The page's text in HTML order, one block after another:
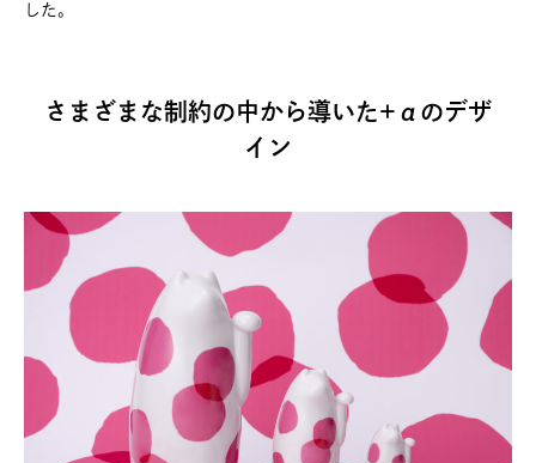
した。
さまざまな制約の中から導いた+αのデザ
イン